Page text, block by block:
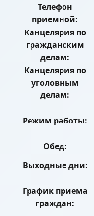
Телефон
приемной:
Канцелярия по
гражданским
делам:
Канцелярия по
уголовным
делам:
Режим работы:
Обед:
Выходные дни:
График приема
граждан: